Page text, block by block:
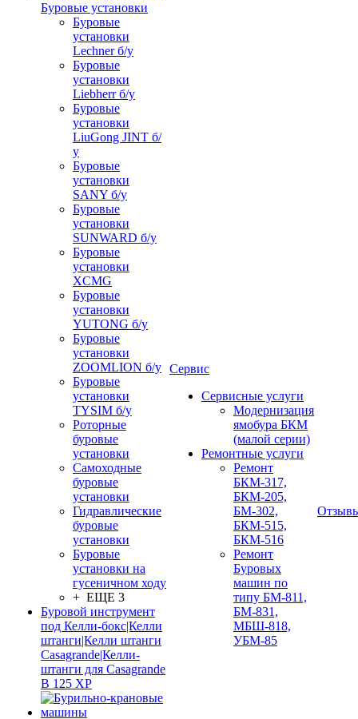
Буровые установки
Буровые
установки
Lechner б/у
Буровые
установки
Liebherr б/у
Буровые
установки
LiuGong JINT б/
у
Буровые
установки
SANY б/у
Буровые
установки
SUNWARD б/у
Буровые
установки
XCMG
Буровые
установки
YUTONG б/у
Буровые
установки
ZOOMLION б/у
Буровые
установки
TYSIM б/у
Роторные
буровые
установки
Самоходные
буровые
установки
Гидравлические
буровые
установки
Буровые
установки на
гусеничном ходу
+ ЕЩЕ 3
Буровой инструмент
под Келли-бокс|Келли
штанги|Келли штанги
Casagrande|Келли-
штанги для Casagrande
B 125 XP
Сервис
Сервисные услуги
Модернизация
ямобура БКМ
(малой серии)
Ремонтные услуги
Ремонт
БКМ-317,
БКМ-205,
БМ-302,
БКМ-515,
БКМ-516
Ремонт
Буровых
машин по
типу БМ-811,
БМ-831,
МБШ-818,
УБМ-85